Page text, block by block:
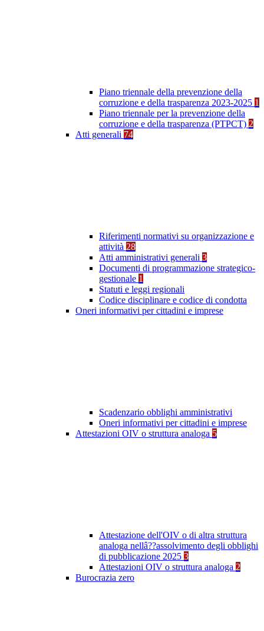
Piano triennale della prevenzione della
corruzione e della trasparenza 2023-2025 1
Piano triennale per la prevenzione della
corruzione e della trasparenza (PTPCT) 2
Atti generali 74
Riferimenti normativi su organizzazione e
attività 28
Atti amministrativi generali 3
Documenti di programmazione strategico-
gestionale 1
Statuti e leggi regionali
Codice disciplinare e codice di condotta
Oneri informativi per cittadini e imprese
Scadenzario obblighi amministrativi
Oneri informativi per cittadini e imprese
Attestazioni OIV o struttura analoga 5
Attestazione dell'OIV o di altra struttura
analoga nellâ??assolvimento degli obblighi
di pubblicazione 2025 3
Attestazioni OIV o struttura analoga 2
Burocrazia zero